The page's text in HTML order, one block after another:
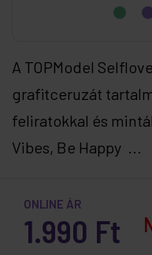
A TOPModel
grafitceruzát
feliratokkal és
Vibes, Be Happy ...
ONLINE ÁR
1.990 Ft